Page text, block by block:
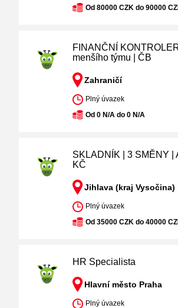
Od 80000 CZK do 90000
FINANČNÍ
menšího týmu | ČB
Zahraničí
Plný úvazek
Od 0 N/A do 0 N/A
SKLADNÍK | 3 SMĚNY |
KČ
Jihlava (kraj Vysočina)
Plný úvazek
Od 35000 CZK do 40000
HR Specialista
Hlavní město Praha
Plný úvazek